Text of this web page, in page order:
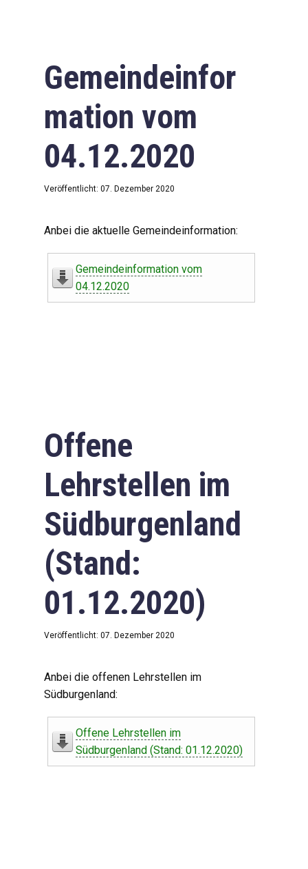
Gemeindeinfor
mation vom
04.12.2020
Veröffentlicht: 07. Dezember 2020
Anbei die aktuelle Gemeindeinformation:
Gemeindeinformation vom
04.12.2020
Offene
Lehrstellen im
Südburgenland
(Stand:
01.12.2020)
Veröffentlicht: 07. Dezember 2020
Anbei die offenen Lehrstellen im
Südburgenland:
Offene Lehrstellen im
Südburgenland (Stand: 01.12.2020)